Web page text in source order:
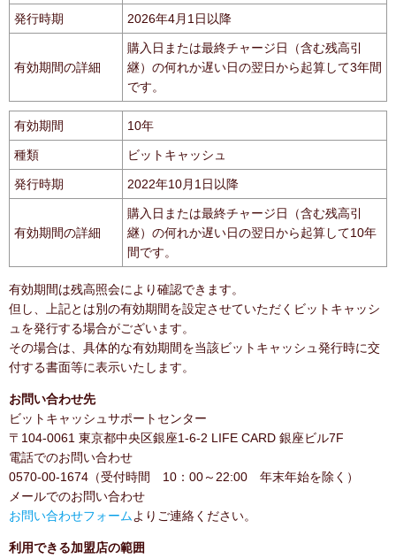
発行時期 2026年4月1日以降
有効期間の詳細
購入日または最終チャージ日（含む残高引
継）の何れか遅い日の翌日から起算して3年間
です。
有効期間 10年
種類 ビットキャッシュ
発行時期 2022年10月1日以降
有効期間の詳細
購入日または最終チャージ日（含む残高引
継）の何れか遅い日の翌日から起算して10年
間です。
有効期間は残高照会により確認できます。
但し、上記とは別の有効期間を設定させていただくビットキャッシ
ュを発行する場合がございます。
その場合は、具体的な有効期間を当該ビットキャッシュ発行時に交
付する書面等に表示いたします。
お問い合わせ先
ビットキャッシュサポートセンター
〒104-0061 東京都中央区銀座1-6-2 LIFE CARD 銀座ビル7F
電話でのお問い合わせ
0570-00-1674（受付時間 10：00～22:00 年末年始を除く）
メールでのお問い合わせ
お問い合わせフォームよりご連絡ください。
利用できる加盟店の範囲